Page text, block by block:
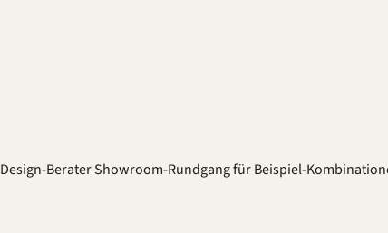
Design-BeraterShowroom-Rundgang für Beispiel-